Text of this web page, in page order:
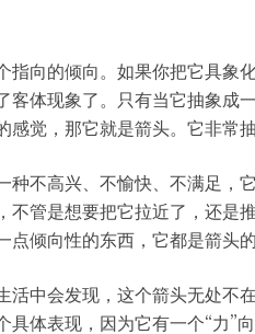
指向的倾向。如果你把它具象
客体现象了。只有当它抽象成
感觉，那它就是箭头。它非常
种不高兴、不愉快、不满足，
不管是想要把它拉近了，还是
点倾向性的东西，它都是箭头的
活中会发现，这个箭头无处不
具体表现，因为它有一个“力”